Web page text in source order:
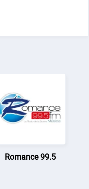
Romance 99.5